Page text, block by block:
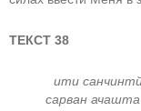
ТЕКСТ 38
ити
сарван